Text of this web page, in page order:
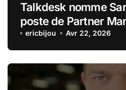
Talkdesk nomme
poste de Partner
Nordics
ericbijou Avr 22, 2026